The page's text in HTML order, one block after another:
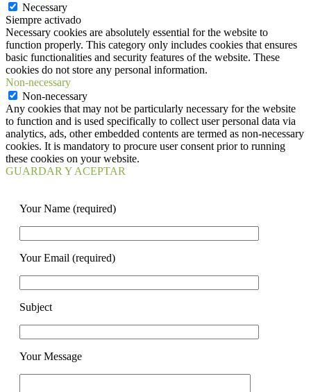
Necessary
Siempre activado
Necessary cookies are absolutely essential for the website to
function properly. This category only includes cookies that ensures
basic functionalities and security features of the website. These
cookies do not store any personal information.
Non-necessary
Non-necessary
Any cookies that may not be particularly necessary for the website
to function and is used specifically to collect user personal data via
analytics, ads, other embedded contents are termed as non-necessary
cookies. It is mandatory to procure user consent prior to running
these cookies on your website.
GUARDAR Y ACEPTAR
Your Name (required)
Your Email (required)
Subject
Your Message